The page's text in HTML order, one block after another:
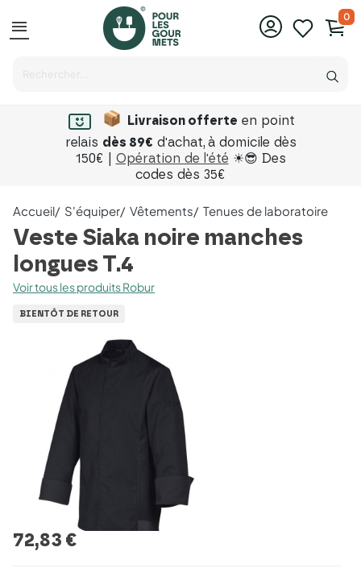
menu
0
Livraison offerte en point
relais dès 89€ d'achat, à domicile dès
150€ | Opération de l'été ☀😎 Des
codes dès 35€
Accueil S'équiper Vêtements Tenues de laboratoire
Veste Siaka noire manches
longues T.4
Voir tous les produits Robur
BIENTÔT DE RETOUR
72,83 €